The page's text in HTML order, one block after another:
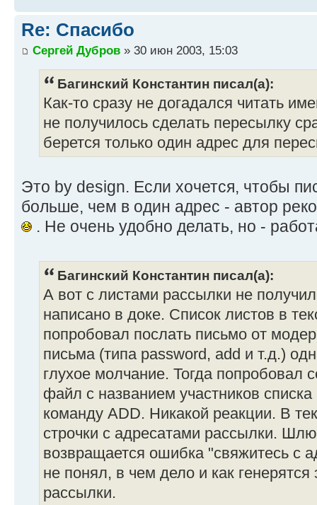
Re: Спасибо
Сергей Дубров » 30 июн 2003, 15:03
Багинский Константин писал(а):
Как-то сразу не догадался читать
не получилось сделать пересылку
берется только один адрес для
Это by design. Если хочется, чтобы
больше, чем в один адрес - автор
. Не очень удобно делать, но -
Багинский Константин писал(а):
А вот с листами рассылки не
написано в доке. Список листов в
попробовал послать письмо от
письма (типа password, add и т.д.)
глухое молчание. Тогда попробовал
файл с названием участников
команду ADD. Никакой реакции. В
строчки с адресатами рассылки.
возвращается ошибка "свяжитесь с
не понял, в чем дело и как
рассылки.